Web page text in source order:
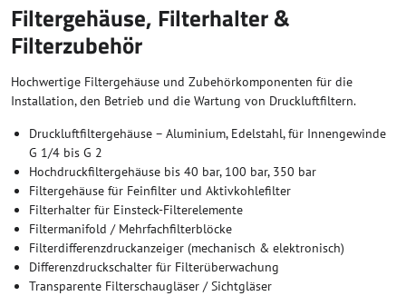
Filtergehäuse, Filterhalter &
Filterzubehör
Hochwertige Filtergehäuse und Zubehörkomponenten für die
Installation, den Betrieb und die Wartung von Druckluftfiltern.
Druckluftfiltergehäuse – Aluminium, Edelstahl, für Innengewinde
G 1/4 bis G 2
Hochdruckfiltergehäuse bis 40 bar, 100 bar, 350 bar
Filtergehäuse für Feinfilter und Aktivkohlefilter
Filterhalter für Einsteck-Filterelemente
Filtermanifold / Mehrfachfilterblöcke
Filterdifferenzdruckanzeiger (mechanisch & elektronisch)
Differenzdruckschalter für Filterüberwachung
Transparente Filterschaugläser / Sichtgläser